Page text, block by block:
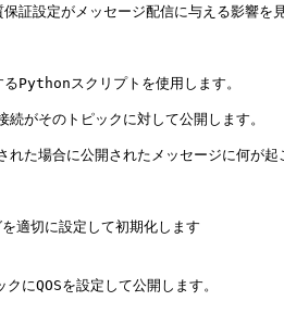
設定がメッセージ配信に与える影響を見
Pythonスクリプトを使用します。
がそのトピックに対して公開します。
れた場合に公開されたメッセージに何
切に設定して初期化します
にQOSを設定して公開します。